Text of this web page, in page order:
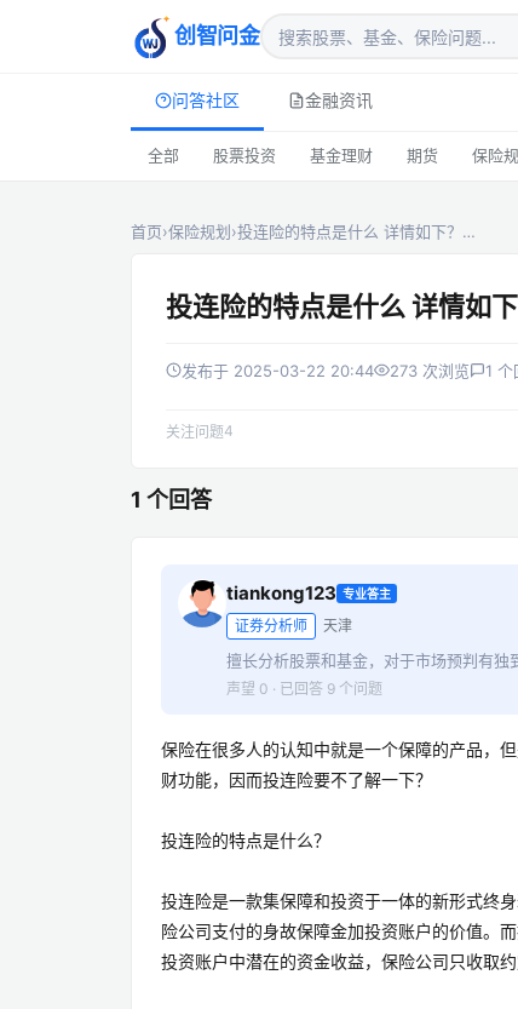
创智问金
问答社区 金融资讯
全部 股票投资 基金理财 期货 保险
首页›保险规划›投连险的特点是什么 详情如下？…
投连险的特点是什么 详情如下
发布于 2025-03-22 20:44 273 次浏览 1 个
关注问题4
1 个回答
tiankong123 专业答主
证券分析师 天津
擅长分析股票和基金，对于市场预判有独
声望 0 · 已回答 9 个问题
保险在很多人的认知中就是一个保障的产品，
财功能，因而投连险要不了解一下？
投连险的特点是什么？
投连险是一款集保障和投资于一体的新形式终
险公司支付的身故保障金加投资账户的价值。
投资账户中潜在的资金收益，保险公司只收取